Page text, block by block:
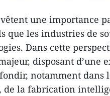
une importance
que les industries de
Dans cette
disposant d’une
notamment dans
la fabrication